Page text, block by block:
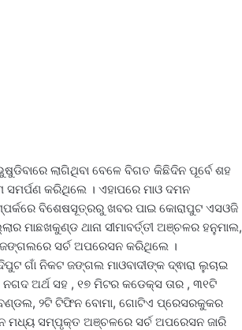
ଲାଗିଥିବା ବେଳେ ବିଗତ କିଛିଦିନ ପୂର୍ବେ ଶହ
କରିଥିଲେ । ଏହାପରେ ମାଓ ଦମନ
ବିଶେଷସୂତ୍ରରୁ ଖବର ପାଇ କୋରାପୁଟ ଏସଓଜି
ମାଛଖକୁଣ୍ଡ ଥାନା ସୀମାବର୍ତ୍ତୀ ଅଞ୍ଚଳର ହନୁମାଲ,
ସର୍ଚ ଅପରେସନ କରିଥିଲେ ।
ଗାଁ ନିକଟ ଜଙ୍ଗଲ ମାଓବାଦୀଙ୍କ ଦ୍ଵାରା ଲୁଚାଇ
ଅର୍ଥ ସହ , ୧୭ ମିଟର କଡେକ୍ସ ତାର , ୩୧ଟି
୨ଟି ଟିଫିନ ବୋମା, ଗୋଟିଏ ପ୍ରେସରକୁକର
ମଧ୍ୟ ସମ୍ପୃକ୍ତ ଅଞ୍ଚଳରେ ସର୍ଚ ଅପରେସନ ଜାରି